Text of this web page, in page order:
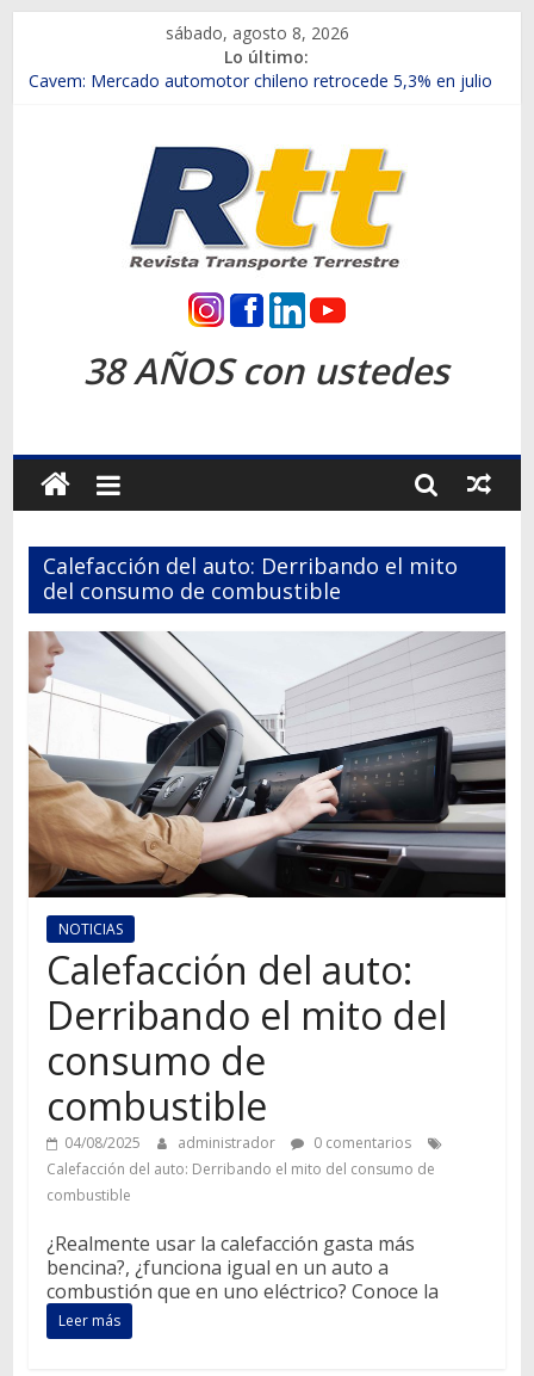
contenido
sábado, agosto 8, 2026
Lo último:
Chile es el primer mercado internacional en lanzar la nueva
Salfa suma vehículos electrificados de Chevrolet en el Biobío
Samex amplía su red con nuevas sucursales en Rancagua y
SINOTRUK Pick-ups presentó la recién estrenada Bolden en
la Expo Compras Públicas 2026
Revista
Transporte
Terrestre
Autos,
camiones,
motos,
información
del
mundo
del
transporte
38 AÑOS con ustedes
Calefacción del auto: Derribando el mito
del consumo de combustible
NOTICIAS
Calefacción del auto:
Derribando el mito del
consumo de
combustible
04/08/2025 administrador
0 comentarios
Calefacción del auto: Derribando el mito del consumo de
combustible
¿Realmente usar la calefacción gasta más
bencina?, ¿funciona igual en un auto a
combustión que en uno eléctrico? Conoce la
Leer más